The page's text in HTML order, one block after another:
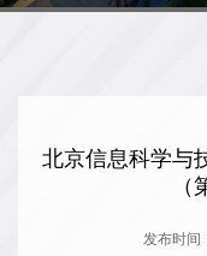
北京信息科学与
发布时